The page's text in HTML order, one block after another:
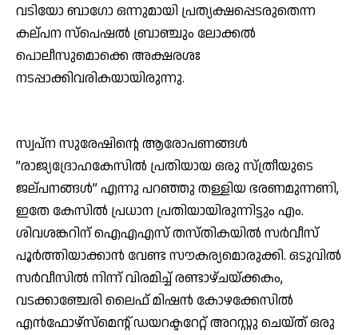
വടിയോ ബാഗോ ഒന്നുമായി പ്രത്യക്ഷപ്പെടരുതെന്ന
കല്പന സ്‌പെഷല്‍ ബ്രാഞ്ചും ലോക്കല്‍
പൊലീസുമൊക്കെ അക്ഷരശഃ
നടപ്പാക്കിവരികയായിരുന്നു.
സ്വപ്‌ന സുരേഷിന്റെ ആരോപണങ്ങള്‍
”രാജ്യദ്രോഹകേസില്‍ പ്രതിയായ ഒരു സ്ത്രീയുടെ
ജല്പനങ്ങള്‍” എന്നു പറഞ്ഞു തള്ളിയ ഭരണമുന്നണി,
ഇതേ കേസില്‍ പ്രധാന പ്രതിയായിരുന്നിട്ടും എം.
ശിവശങ്കറിന് ഐഎഎസ് തസ്തികയില്‍ സര്‍വീസ്
പൂര്‍ത്തിയാക്കാന്‍ വേണ്ട സൗകര്യമൊരുക്കി. ഒടുവില്‍
സര്‍വീസില്‍ നിന്ന് വിരമിച്ച് രണ്ടാഴ്ചയ്ക്കകം,
വടക്കാഞ്ചേരി ലൈഫ് മിഷന്‍ കോഴക്കേസില്‍
എന്‍ഫോഴ്‌സ്‌മെന്റ് ഡയറക്ടറേറ്റ് അറസ്റ്റു ചെയ്ത് ഒരു